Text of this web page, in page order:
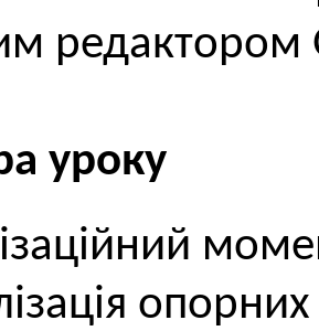
редактором
уроку